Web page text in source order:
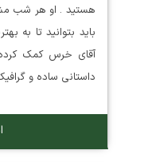
هستید . او هر شب
باید بتوانید تا به
آقای خرس کمک کرده
داستانی ساده و